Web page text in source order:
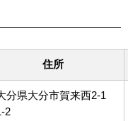
住所
分県大分市賀来西2-1
2